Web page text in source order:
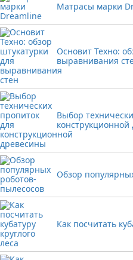
Матрасы марки
Основит Техно:
выравнивания
Выбор
Обзор
Как посчитать